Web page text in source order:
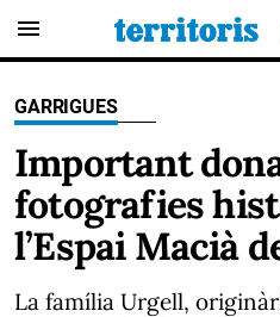
menu
GARRIGUES
Important
fotografies
l’Espai Macià
La família Urgell,